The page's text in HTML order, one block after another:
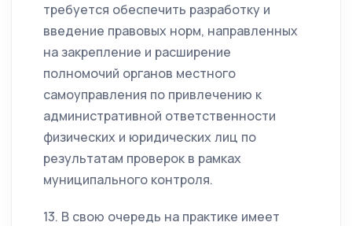
требуется обеспечить разработку и
введение правовых норм, направленных
на закрепление и расширение
полномочий органов местного
самоуправления по привлечению к
административной ответственности
физических и юридических лиц по
результатам проверок в рамках
муниципального контроля.
13. В свою очередь на практике имеет